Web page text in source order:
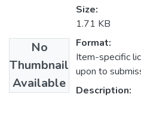
No
Thumbnail
Available
Size:
1.71 KB
Format:
Item-specific
upon to
Description: